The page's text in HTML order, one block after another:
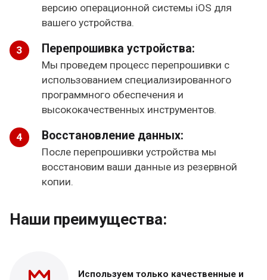
версию операционной системы iOS для
вашего устройства.
Перепрошивка устройства:
Мы проведем процесс перепрошивки с
использованием специализированного
программного обеспечения и
высококачественных инструментов.
Восстановление данных:
После перепрошивки устройства мы
восстановим ваши данные из резервной
копии.
Наши преимущества:
Используем только качественные и